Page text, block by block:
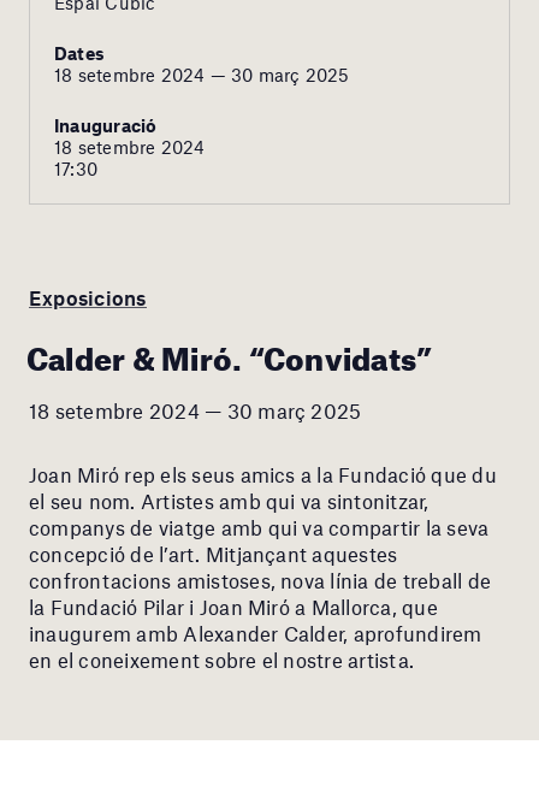
Dates
18 setembre 2024 — 30 març 2025
Inauguració
18 setembre 2024
17:30
Exposicions
Calder & Miró. “Convidats”
18 setembre 2024 — 30 març 2025
Joan Miró rep els seus amics a la Fundació que du
el seu nom. Artistes amb qui va sintonitzar,
companys de viatge amb qui va compartir la seva
concepció de l’art. Mitjançant aquestes
confrontacions amistoses, nova línia de treball de
la Fundació Pilar i Joan Miró a Mallorca, que
inaugurem amb Alexander Calder, aprofundirem
en el coneixement sobre el nostre artista.